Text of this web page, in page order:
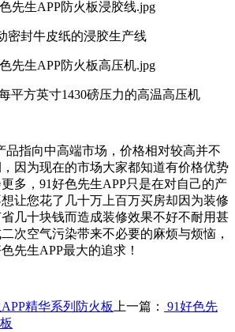
密封牛皮纸的浸胶生产线
平方英寸1430磅压力的高温高压机
指向中高端市场，价格相对较高并不
，因为现在的市场大家都知道有价格优势
多，91好色先生APP只是在对自己的产
想让您花了几十万上百万买房却因为装修
几十块钱而造成装修效果不好不耐用甚
空气污染带来不必要的麻烦与烦恼，
先生APP最大的追求！
精华系列防火板 上一篇：
91好色先